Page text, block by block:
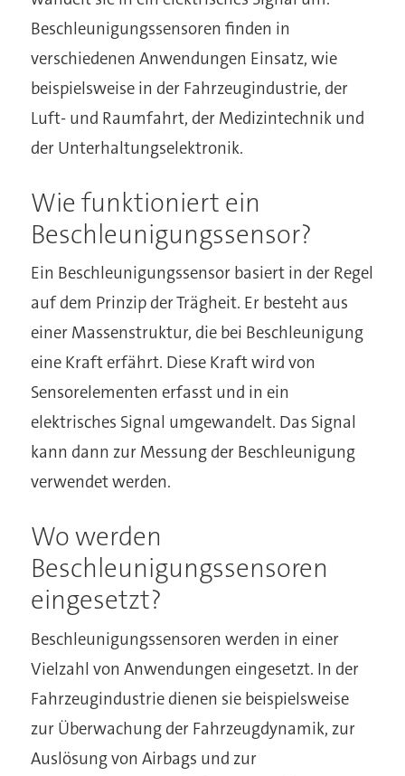
Beschleunigungssensoren finden in
verschiedenen Anwendungen Einsatz, wie
beispielsweise in der Fahrzeugindustrie, der
Luft- und Raumfahrt, der Medizintechnik und
der Unterhaltungselektronik.
Wie funktioniert ein
Beschleunigungssensor?
Ein Beschleunigungssensor basiert in der Regel
auf dem Prinzip der Trägheit. Er besteht aus
einer Massenstruktur, die bei Beschleunigung
eine Kraft erfährt. Diese Kraft wird von
Sensorelementen erfasst und in ein
elektrisches Signal umgewandelt. Das Signal
kann dann zur Messung der Beschleunigung
verwendet werden.
Wo werden
Beschleunigungssensoren
eingesetzt?
Beschleunigungssensoren werden in einer
Vielzahl von Anwendungen eingesetzt. In der
Fahrzeugindustrie dienen sie beispielsweise
zur Überwachung der Fahrzeugdynamik, zur
Auslösung von Airbags und zur